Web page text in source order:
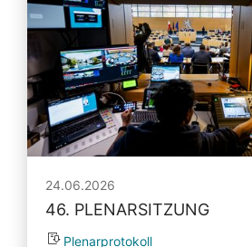
24.06.2026
46. PLENARSITZUNG
Plenarprotokoll